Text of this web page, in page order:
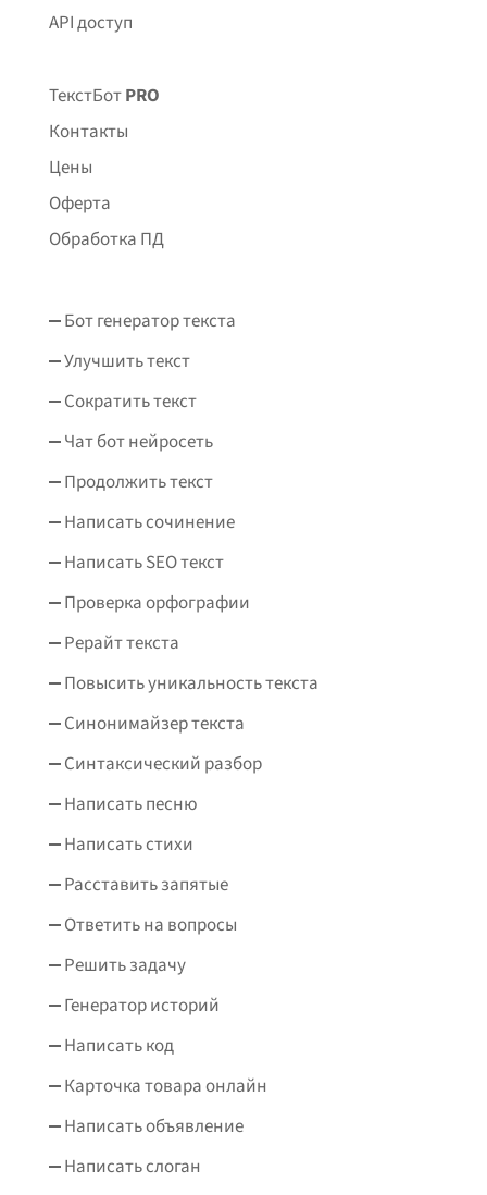
API доступ
ТекстБотPRO
Контакты
Цены
Оферта
Обработка ПД
Бот генератор текста
Улучшить текст
Сократить текст
Чат бот нейросеть
Продолжить текст
Написать сочинение
Написать SEO текст
Проверка орфографии
Рерайт текста
Повысить уникальность текста
Синонимайзер текста
Синтаксический разбор
Написать песню
Написать стихи
Расставить запятые
Ответить на вопросы
Решить задачу
Генератор историй
Написать код
Карточка товара онлайн
Написать объявление
Написать слоган